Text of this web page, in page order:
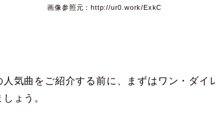
画像参照元：http://ur0.work/ExkC
気曲をご紹介する前に、まずはワン・ダイ
ょう。